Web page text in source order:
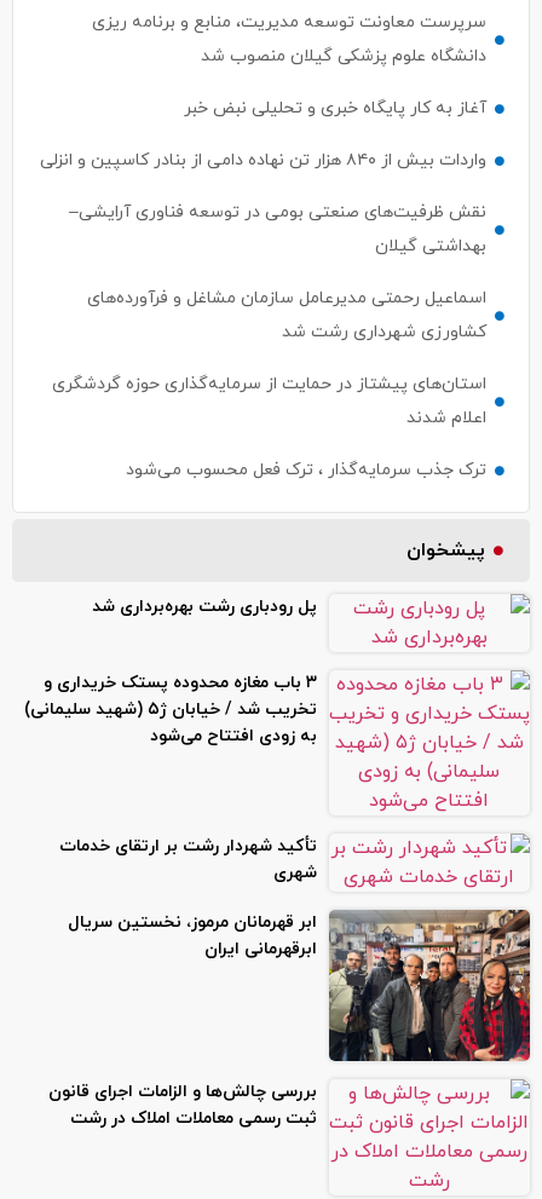
سرپرست معاونت توسعه مدیریت، منابع و برنامه ریزی
دانشگاه علوم پزشکی گیلان منصوب شد
آغاز به کار پایگاه خبری و تحلیلی نبض خبر
واردات بیش از ۸۴۰ هزار تن نهاده دامی از بنادر كاسپین و انزلی
نقش ظرفیت‌های صنعتی بومی در توسعه فناوری آرایشی–
بهداشتی گیلان
اسماعیل رحمتی مدیرعامل سازمان مشاغل و فرآورده‌های
کشاورزی شهرداری رشت شد
استان‌های پیشتاز در حمایت از سرمایه‌گذاری حوزه گردشگری
اعلام شدند
ترک جذب سرمایه‌گذار ، ترک فعل محسوب می‌شود
پیشخوان
پل رودباری رشت بهره‌برداری شد
۳ باب مغازه محدوده پستک خریداری و
تخریب شد / خیابان ژ۵ (شهید سلیمانی)
به زودی افتتاح می‌شود
تأکید شهردار رشت بر ارتقای خدمات
شهری
ابر قهرمانان مرموز، نخستین سریال
ابرقهرمانی ایران
بررسی چالش‌ها و الزامات اجرای قانون
ثبت رسمی معاملات املاک در رشت